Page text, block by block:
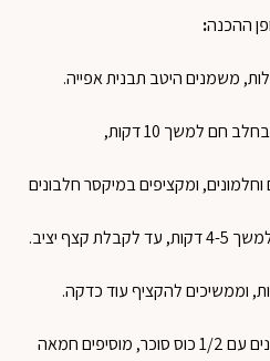
ההכנה:
, משמניםהיטב תבניתאפייה.
בחלב חםלמשך דקות,
וחלמונים, ומקציפיםבמיקסרחלבונים
דקות, עדלקבלתקצףיציב.
, וממשיכיםלהקציףעודכדקה.
עם כוססוכר, מוסיפיםחמאה